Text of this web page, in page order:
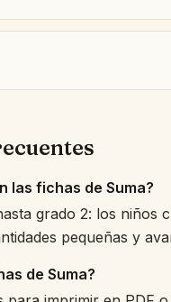
las fichas de Suma?
grado 2: los niños
pequeñas y
de Suma?